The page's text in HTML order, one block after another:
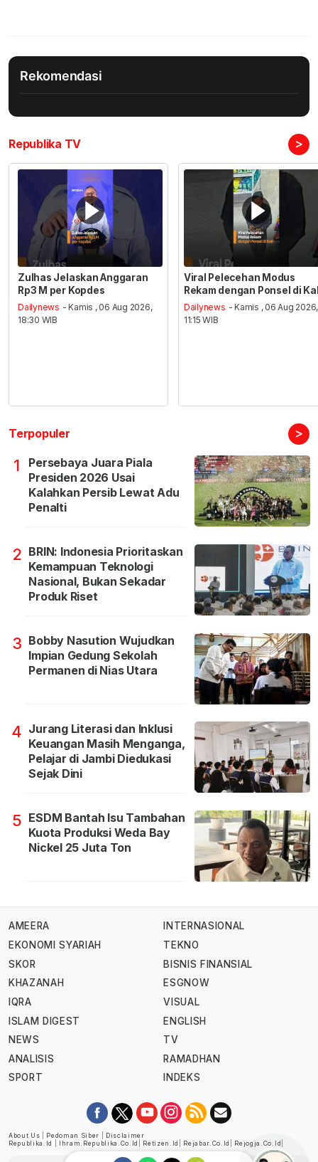
Rekomendasi
Republika TV >
Zulhas Jelaskan Anggaran
Rp3 M per Kopdes
Dailynews - Kamis , 06 Aug 2026,
18:30 WIB
Viral Pelecehan Modus
Rekam dengan Ponsel di
Dailynews - Kamis , 06 Aug 2026,
11:15 WIB
Terpopuler >
1
Persebaya Juara Piala
Presiden 2026 Usai
Kalahkan Persib Lewat Adu
Penalti
2 BRIN: Indonesia Prioritaskan
Kemampuan Teknologi
Nasional, Bukan Sekadar
Produk Riset
3 Bobby Nasution Wujudkan
Impian Gedung Sekolah
Permanen di Nias Utara
4 Jurang Literasi dan Inklusi
Keuangan Masih Menganga,
Pelajar di Jambi Diedukasi
Sejak Dini
5 ESDM Bantah Isu Tambahan
Kuota Produksi Weda Bay
Nickel 25 Juta Ton
AMEERA
EKONOMI SYARIAH
SKOR
KHAZANAH
IQRA
ISLAM DIGEST
NEWS
ANALISIS
SPORT
INTERNASIONAL
TEKNO
BISNIS FINANSIAL
ESGNOW
VISUAL
ENGLISH
TV
RAMADHAN
INDEKS
About Us Pedoman Siber
Disclaimer
Republika.id
Ihram.republika.co.id Retizen.id Rejabar.co.id Rejogja.co.id